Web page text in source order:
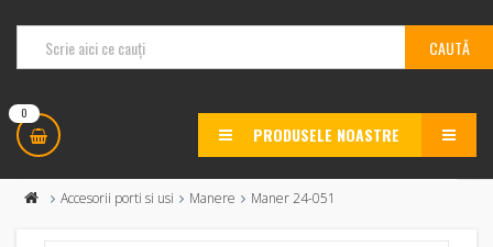
0
PRODUSELE NOASTRE MENU
Accesorii porti si usi Manere Maner 24-051